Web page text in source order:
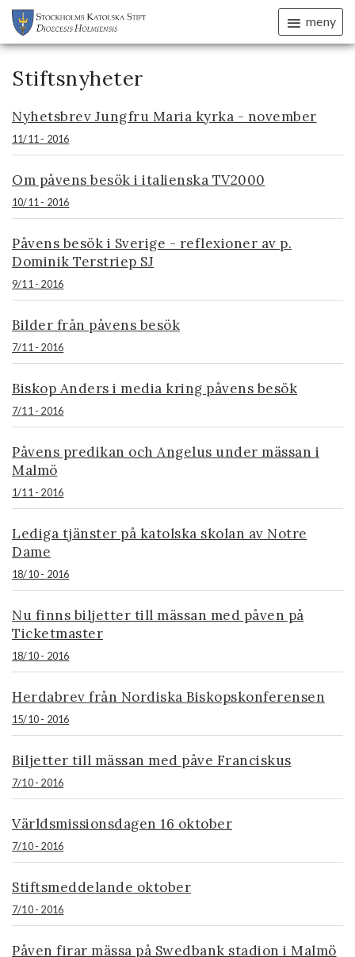
meny
Stiftsnyheter
Nyhetsbrev Jungfru Maria kyrka - november
11/11 - 2016
Om påvens besök i italienska TV2000
10/11 - 2016
Påvens besök i Sverige - reflexioner av p.
Dominik Terstriep SJ
9/11 - 2016
Bilder från påvens besök
7/11 - 2016
Biskop Anders i media kring påvens besök
7/11 - 2016
Påvens predikan och Angelus under mässan i
Malmö
1/11 - 2016
Lediga tjänster på katolska skolan av Notre
Dame
18/10 - 2016
Nu finns biljetter till mässan med påven på
Ticketmaster
18/10 - 2016
Herdabrev från Nordiska Biskopskonferensen
15/10 - 2016
Biljetter till mässan med påve Franciskus
7/10 - 2016
Världsmissionsdagen 16 oktober
7/10 - 2016
Stiftsmeddelande oktober
7/10 - 2016
Påven firar mässa på Swedbank stadion i Malmö